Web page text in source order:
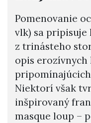
Pomenovanie
vlk) sa pripisuje
z trinásteho
opis
Niektorí však
inšpirovaný
masque loup –